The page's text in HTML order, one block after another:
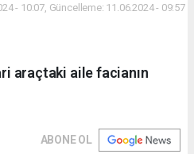
- 10:07, Güncelleme: 11.06.2024 - 09:57
araçtaki aile facianın
ABONE OL